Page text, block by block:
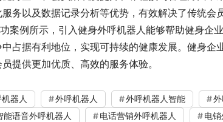
务以及数据记录分析等优势，有效解决了传统会
案例所示，引入健身外呼机器人能够帮助健身企
占据有利地位，实现可持续的健康发展。健身企
提供更加优质、高效的服务体验。
器人 外呼机器人 外呼机器人智能
能语音外呼机器人 电话营销外呼机器人 电销